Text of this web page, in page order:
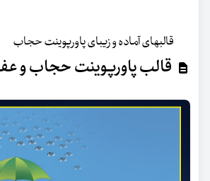
قالبهای آماده و زیبای پاورپوینت حجاب
قالب پاورپوینت حجاب و